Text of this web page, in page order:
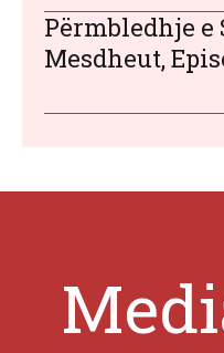
Përmbledhje e
Mesdheut,